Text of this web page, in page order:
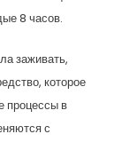
8 часов.
заживать,
которое
процессы в
с